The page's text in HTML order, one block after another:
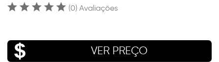
(0) Avaliações
VER PREÇO